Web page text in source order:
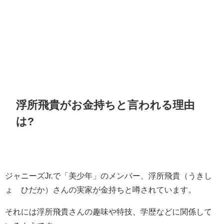
浮所飛貴がお金持ちと言われる理由
は?
ジャニーズJr.で「美少年」のメンバー、浮所飛貴（うきし
ょ ひだか）さんの実家が金持ちと噂されています。
それには浮所飛貴さんの趣味や特技、学歴などに関係して